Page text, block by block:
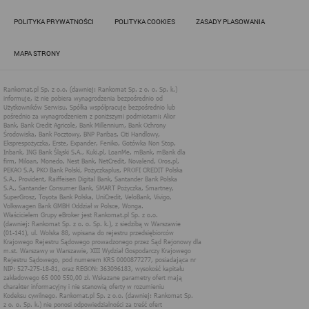
POLITYKA PRYWATNOŚCI POLITYKA COOKIES ZASADY PLASOWANIA
MAPA STRONY
Rankomat.pl Sp. z o.o. (dawniej: Rankomat Sp. z o. o. Sp. k.), z
przez Sąd Rejonowy dla m.st. Warszawy w Warszawie, XIII
oraz REGON: 363096183, zwana dalej "Rankomat" wykorzystuje
na swoich stronach internetowych technologię "cookies".
Zasady wykorzystania informacji dostarczonych przez
użytkownika w ramach technologii cookies w trakcie korzystania
ze stron internetowych i Rankomat określa niniejszy dokument.
Każdy użytkownik serwisów Rankomat proszony jest o
zapoznanie się z niniejszym dokumentem i zawartymi w nim
informacjami.
Rankomat używa na stronach internetowych swoich serwisów
technologii cookies (tj. plików tekstowych, tzw. ciasteczek) i
innych podobnych technologii do zapisywania informacji o
sposobie korzystania przez użytkownika z tych stron
internetowych.
Każdy użytkownik ma prawo wyboru w zakresie udostępniania
informacji, które go dotyczą.
1. Pliki "cookies"
Pliki typu "cookies" ("ciasteczka"), to informacje, zapisywane
przez przeglądarkę użytkownika, obejmujące zawartość tekstową